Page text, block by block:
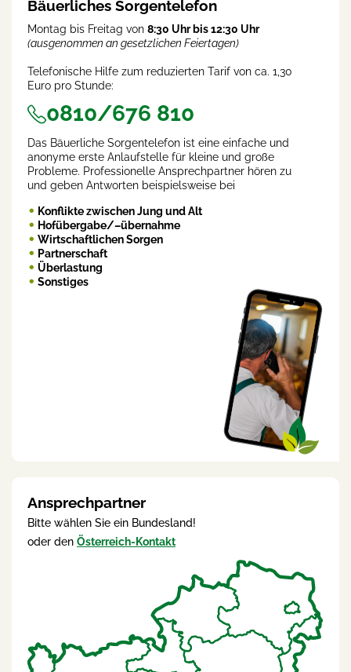
Bäuerliches Sorgentelefon
Montag bis Freitag von 8:30 Uhr bis 12:30 Uhr
(ausgenommen an gesetzlichen Feiertagen)
Telefonische Hilfe zum reduzierten Tarif von ca. 1,30
Euro pro Stunde:
0810/676 810
Das Bäuerliche Sorgentelefon ist eine einfache und
anonyme erste Anlaufstelle für kleine und große
Probleme. Professionelle Ansprechpartner hören zu
und geben Antworten beispielsweise bei
Konflikte zwischen Jung und Alt
Hofübergabe/–übernahme
Wirtschaftlichen Sorgen
Partnerschaft
Überlastung
Sonstiges
Ansprechpartner
Bitte wählen Sie ein Bundesland!
oder den Österreich-Kontakt